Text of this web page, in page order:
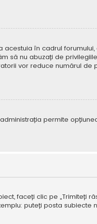
în cadrul
să nu abuzați de
vor reduce numărul de
permite
faceți clic pe „Trimiteți
puteți posta subiecte